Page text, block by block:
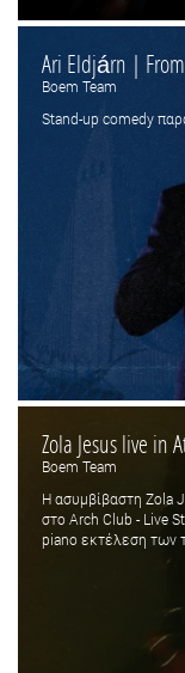
Ari Eldjárn |
Boem Team
Stand-up comedy
Ζola Jesus live in
Boem Team
Η ασυμβίβαστη Ζola
στο Arch Club - Live
piano εκτέλεση των